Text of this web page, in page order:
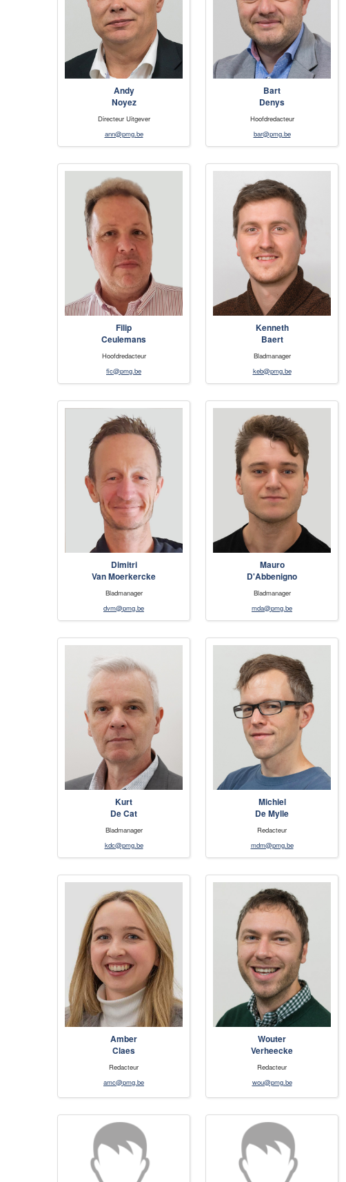
Andy
Noyez
Directeur Uitgever
ann@pmg.be
Bart
Denys
Hoofdredacteur
bar@pmg.be
Filip
Ceulemans
Hoofdredacteur
fic@pmg.be
Kenneth
Baert
Bladmanager
keb@pmg.be
Dimitri
Van Moerkercke
Bladmanager
dvm@pmg.be
Mauro
D'Abbenigno
Bladmanager
mda@pmg.be
Kurt
De Cat
Bladmanager
kdc@pmg.be
Michiel
De Mylle
Redacteur
mdm@pmg.be
Amber
Claes
Redacteur
amc@pmg.be
Wouter
Verheecke
Redacteur
wou@pmg.be